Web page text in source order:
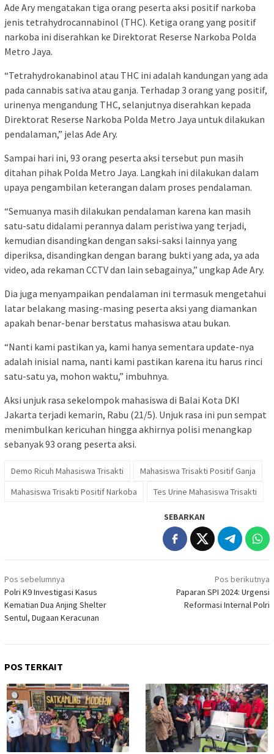
Ade Ary mengatakan tiga orang peserta aksi positif narkoba
jenis tetrahydrocannabinol (THC). Ketiga orang yang positif
narkoba ini diserahkan ke Direktorat Reserse Narkoba Polda
Metro Jaya.
“Tetrahydrokanabinol atau THC ini adalah kandungan yang ada
pada cannabis sativa atau ganja. Terhadap 3 orang yang positif,
urinenya mengandung THC, selanjutnya diserahkan kepada
Direktorat Reserse Narkoba Polda Metro Jaya untuk dilakukan
pendalaman,” jelas Ade Ary.
Sampai hari ini, 93 orang peserta aksi tersebut pun masih
ditahan pihak Polda Metro Jaya. Langkah ini dilakukan dalam
upaya pengambilan keterangan dalam proses pendalaman.
“Semuanya masih dilakukan pendalaman karena kan masih
satu-satu didalami perannya dalam peristiwa yang terjadi,
kemudian disandingkan dengan saksi-saksi lainnya yang
diperiksa, disandingkan dengan barang bukti yang ada, ya ada
video, ada rekaman CCTV dan lain sebagainya,” ungkap Ade Ary.
Dia juga menyampaikan pendalaman ini termasuk mengetahui
latar belakang masing-masing peserta aksi yang diamankan
apakah benar-benar berstatus mahasiswa atau bukan.
“Nanti kami pastikan ya, kami hanya sementara update-nya
adalah inisial nama, nanti kami pastikan karena itu harus rinci
satu-satu ya, mohon waktu,” imbuhnya.
Aksi unjuk rasa sekelompok mahasiswa di Balai Kota DKI
Jakarta terjadi kemarin, Rabu (21/5). Unjuk rasa ini pun sempat
menimbulkan kericuhan hingga akhirnya polisi menangkap
sebanyak 93 orang peserta aksi.
Demo Ricuh Mahasiswa Trisakti
Mahasiswa Trisakti Positif Ganja
Mahasiswa Trisakti Positif Narkoba
Tes Urine Mahasiswa Trisakti
SEBARKAN
Navigasi
pos
Pos sebelumnya
Polri K9 Investigasi Kasus
Kematian Dua Anjing Shelter
Sentul, Dugaan Keracunan
Pos berikutnya
Paparan SPI 2024: Urgensi
Reformasi Internal Polri
POS TERKAIT